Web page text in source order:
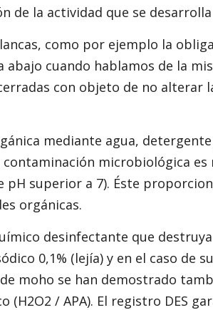
de la actividad que se
como por ejemplo la
cuando hablamos de la
con objeto de no alterar
mediante agua, detergente
microbiológica es
superior a 7). Éste
orgánicas.
desinfectante que
0,1% (lejía) y en el caso de
moho se han demostrado
/ APA). El registro DES